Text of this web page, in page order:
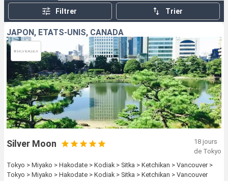
Nos destinations
Mois de départ
Ports Compagnies
Rechercher
Filtrer Trier
JAPON, ÉTATS-UNIS, CANADA
Silver Moon
18 jours
de Tokyo
Tokyo > Miyako > Hakodate > Kodiak > Sitka > Ketchikan > Vancouver >
Tokyo > Miyako > Hakodate > Kodiak > Sitka > Ketchikan > Vancouver